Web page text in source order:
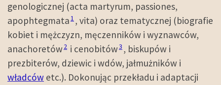
genologicznej (acta martyrum, passiones,
apophtegmata1 , vita) oraz tematycznej (biografie
kobiet i mężczyzn, męczenników i wyznawców,
anachoretów2 i cenobitów3 , biskupów i
prezbiterów, dziewic i wdów, jałmużników i
władców etc.). Dokonując przekładu i adaptacji